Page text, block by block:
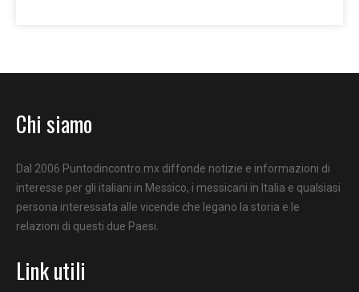
Chi siamo
Dal 2006 Puntodincontro.mx diffonde notizie e informazioni di
interesse per gli italiani in Messico, i messicani in Italia e qualsiasi
persona interessata alle vicende che legano la storia e le
relazioni di questi due Paesi.
Link utili